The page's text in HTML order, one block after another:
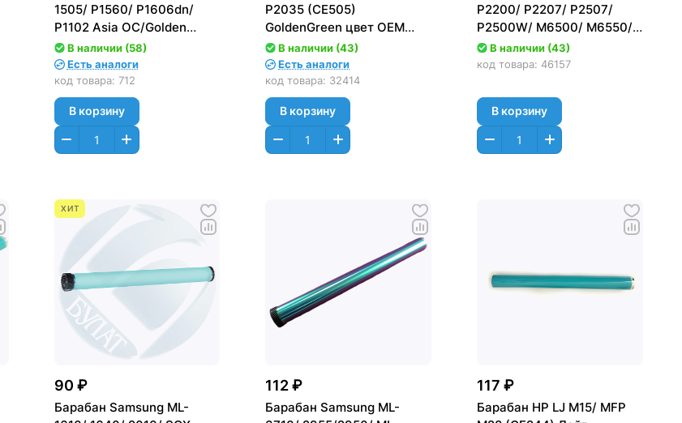
1505/ P1560/ P1606dn/
P1102 Asia OC/Golden
Green
В наличии (58)
Есть аналоги
код товара: 712
В корзину
P2035 (CE505)
GoldenGreen цвет OEM
Голубой
В наличии (43)
Есть аналоги
код товара: 32414
В корзину
P2200/ P2207/ P2507/
P2500W/ M6500/ M6550/
M6607 [PC-211EV] GG/
Лайт
В наличии (43)
код товара:46157
В корзину
ХИТ
90 ₽
Барабан Samsung ML-
112 ₽
Барабан Samsung ML-
117 ₽
Барабан HP LJ M15/ MFP